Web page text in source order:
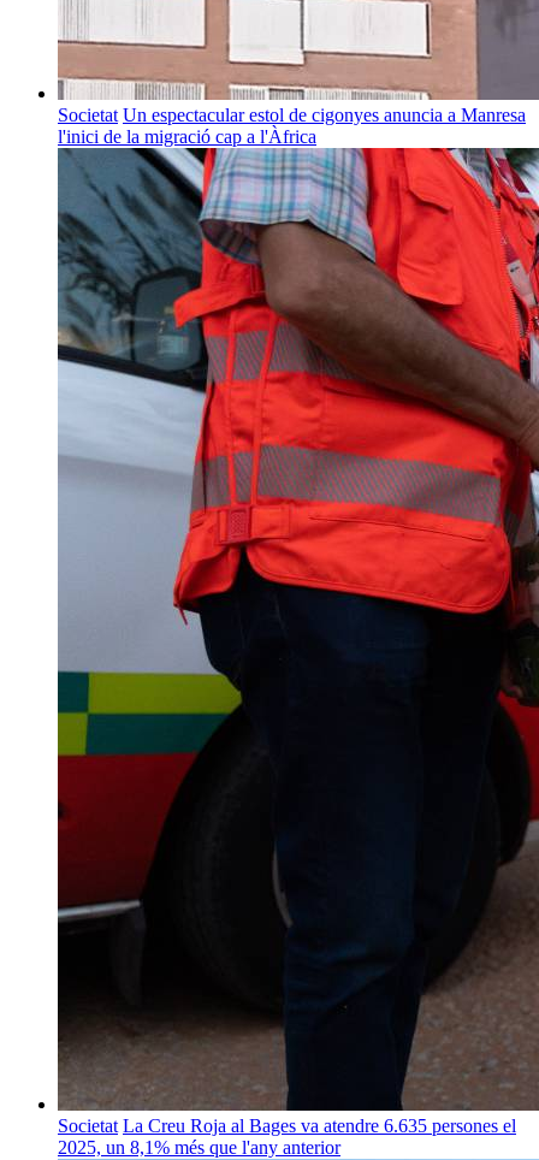
Societat Un espectacular estol de cigonyes anuncia a Manresa
l'inici de la migració cap a l'Àfrica
Societat La Creu Roja al Bages va atendre 6.635 persones el
2025, un 8,1% més que l'any anterior